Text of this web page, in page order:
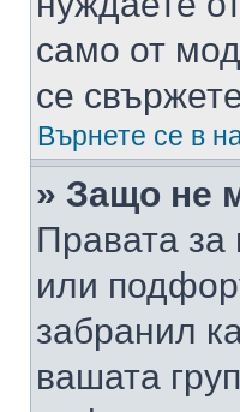
само от
се
Върнете се в
» Защо не
Правата за
или
забранил
вашата